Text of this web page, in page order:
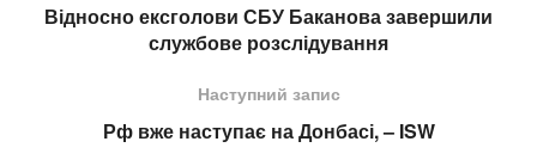
Відносно ексголови СБУ Баканова завершили
службове розслідування
Наступний запис
Рф вже наступає на Донбасі, – ISW